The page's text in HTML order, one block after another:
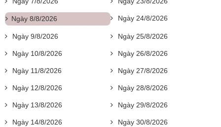
Ngày 8/8/2026
Ngày 9/8/2026
Ngày 10/8/2026
Ngày 11/8/2026
Ngày 12/8/2026
Ngày 13/8/2026
Ngày 14/8/2026
Ngày 24/8/2026
Ngày 25/8/2026
Ngày 26/8/2026
Ngày 27/8/2026
Ngày 28/8/2026
Ngày 29/8/2026
Ngày 30/8/2026